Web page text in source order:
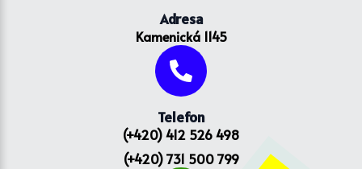
Adresa
Kamenická 1145
Telefon
(+420) 412 526 498
(+420) 731 500 799